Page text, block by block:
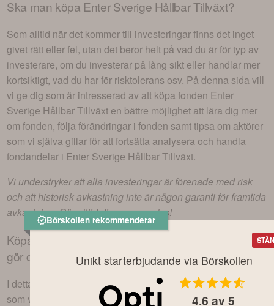
Ska man köpa Enter Sverige Hållbar Tillväxt?
Som alltid när det kommer till investeringar finns det inget
givet rätt eller fel, utan det beror helt på vad du är för typ av
investerare, om du investerar på lång sikt eller handlar mer
kortsiktigt, vad du har för risktolerans osv. På denna sida vill
vi ge dig som är intresserad av att köpa fonden Enter
Sverige Hållbar Tillväxt en bättre möjlighet att lära dig mer
om fonden, följa förändringar i fonden samt tipsa om aktörer
som vi själva gillar för att fortsätta analysera och handla
fondandelar i Enter Sverige Hållbar Tillväxt.
Vi understryker att alla investeringar är förenade med risk
och att historisk avkastning inte är någon garanti för framtida
avkastning. Gör alltid din egen analys!
Köpa fonden
– Så här
gör du hos Avanza
I detta exempel belyser vi Avanza, en ledande nätmäklare
som vi på Börskollen själva använder, men processen ser
Börskollen rekommenderar
Unikt starterbjudande via Börskollen
4.6 av 5